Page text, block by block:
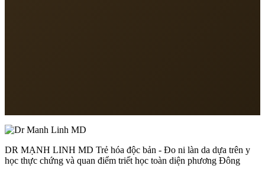
DR MẠNH LINH MD Trẻ hóa độc bản - Đo ni làn da dựa trên y
học thực chứng và quan điểm triết học toàn diện phương Đông